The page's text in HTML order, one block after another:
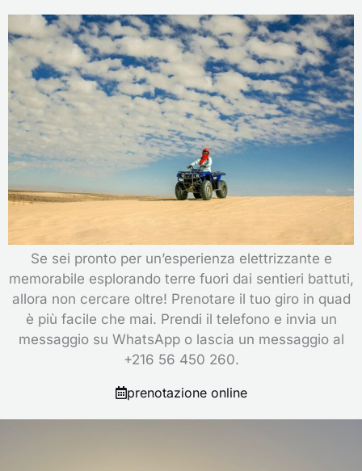
Se sei pronto per un’esperienza elettrizzante e
memorabile esplorando terre fuori dai sentieri battuti,
allora non cercare oltre! Prenotare il tuo giro in quad
è più facile che mai. Prendi il telefono e invia un
messaggio su WhatsApp o lascia un messaggio al
+216 56 450 260.
prenotazione online